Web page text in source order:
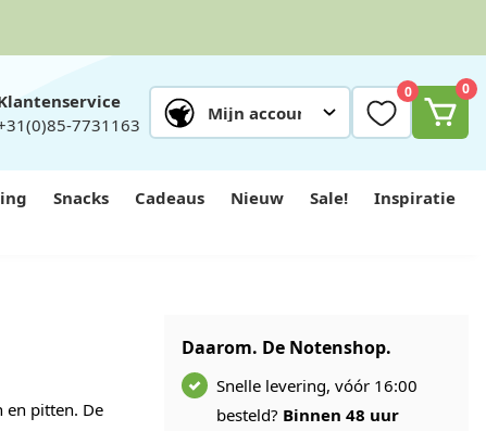
Mijn account
7731163
0 0
Snacks Cadeaus Nieuw Sale! Inspiratie
en pitten. De
Daarom. De Notenshop.
Snelle levering, vóór 16:00
besteld? Binnen 48 uur